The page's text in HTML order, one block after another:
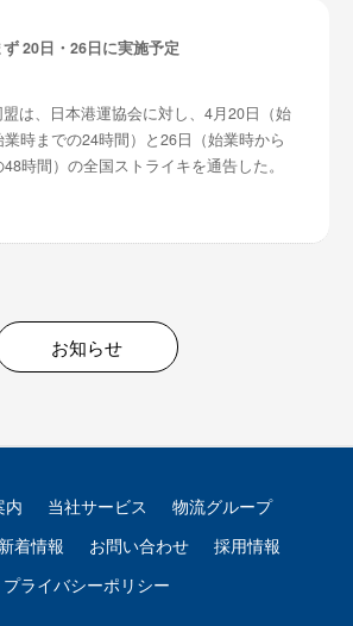
20日・26日に実施予定
は、日本港運協会に対し、4月20日（始
時までの24時間）と26日（始業時から
時間）の全国ストライキを通告した。
お知らせ
内 当社サービス
物流グループ
新着情報 お問い合わせ
採用情報
プライバシーポリシー